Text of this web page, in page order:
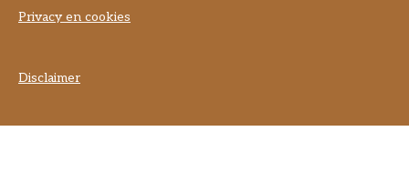
Privacy en cookies
Disclaimer